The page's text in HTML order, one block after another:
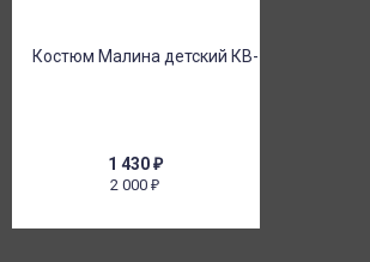
1 430₽
2 000₽